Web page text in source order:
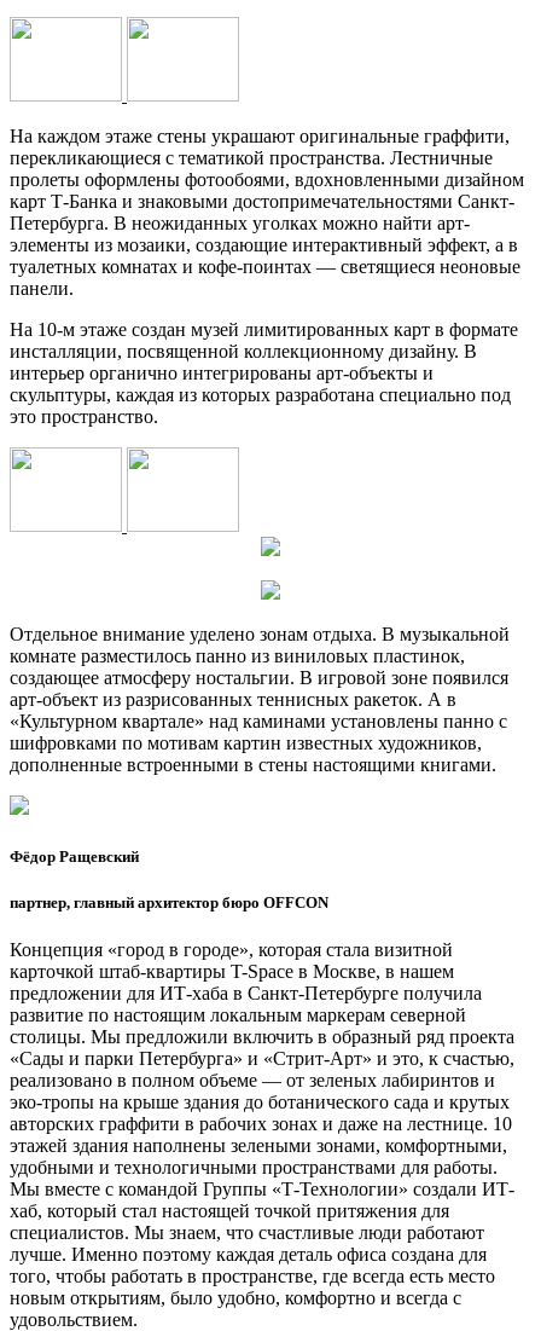
На каждом этаже стены украшают оригинальные граффити,
перекликающиеся с тематикой пространства. Лестничные
пролеты оформлены фотообоями, вдохновленными дизайном
карт Т-Банка и знаковыми достопримечательностями Санкт-
Петербурга. В неожиданных уголках можно найти арт-
элементы из мозаики, создающие интерактивный эффект, а в
туалетных комнатах и кофе-поинтах — светящиеся неоновые
панели.
На 10-м этаже создан музей лимитированных карт в формате
инсталляции, посвященной коллекционному дизайну. В
интерьер органично интегрированы арт-объекты и
скульптуры, каждая из которых разработана специально под
это пространство.
Отдельное внимание уделено зонам отдыха. В музыкальной
комнате разместилось панно из виниловых пластинок,
создающее атмосферу ностальгии. В игровой зоне появился
арт-объект из разрисованных теннисных ракеток. А в
«Культурном квартале» над каминами установлены панно с
шифровками по мотивам картин известных художников,
дополненные встроенными в стены настоящими книгами.
Фёдор Ращевский
партнер, главный архитектор бюро OFFCON
Концепция «город в городе», которая стала визитной
карточкой штаб-квартиры T-Space в Москве, в нашем
предложении для ИТ-хаба в Санкт-Петербурге получила
развитие по настоящим локальным маркерам северной
столицы. Мы предложили включить в образный ряд проекта
«Сады и парки Петербурга» и «Стрит-Арт» и это, к счастью,
реализовано в полном объеме — от зеленых лабиринтов и
эко-тропы на крыше здания до ботанического сада и крутых
авторских граффити в рабочих зонах и даже на лестнице. 10
этажей здания наполнены зелеными зонами, комфортными,
удобными и технологичными пространствами для работы.
Мы вместе с командой Группы «Т-Технологии» создали ИТ-
хаб, который стал настоящей точкой притяжения для
специалистов. Мы знаем, что счастливые люди работают
лучше. Именно поэтому каждая деталь офиса создана для
того, чтобы работать в пространстве, где всегда есть место
новым открытиям, было удобно, комфортно и всегда с
удовольствием.